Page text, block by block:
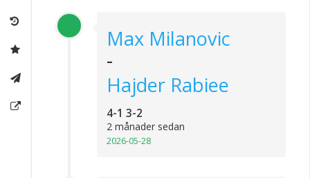
Max Milanovic
-
Hajder Rabiee
4-1 3-2
2 månader sedan
2026-05-28